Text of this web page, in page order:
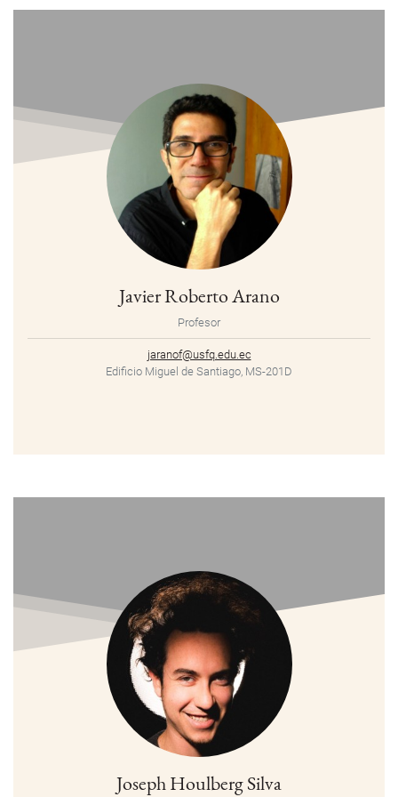
Javier Roberto Arano
Profesor
jaranof@usfq.edu.ec
Edificio Miguel de Santiago, MS-201D
Joseph Houlberg Silva